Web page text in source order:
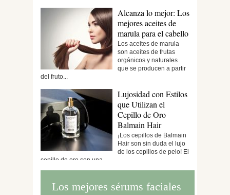
Alcanza lo mejor: Los
mejores aceites de
marula para el cabello
Los aceites de marula
son aceites de frutas
orgánicos y naturales
que se producen a partir
del fruto...
Lujosidad con Estilos
que Utilizan el
Cepillo de Oro
Balmain Hair
¡Los cepillos de Balmain
Hair son sin duda el lujo
de los cepillos de pelo! El
cepillo de oro son una...
Los mejores sérums faciales